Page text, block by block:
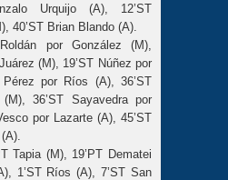
Urquijo (A), 12’ST
40’ST Brian Blando (A).
por González (M),
(M), 19’ST Núñez por
Pérez por Ríos (A), 36’ST
36’ST Sayavedra por
por Lazarte (A), 45’ST
Tapia (M), 19’PT Dematei
1’ST Ríos (A), 7’ST San